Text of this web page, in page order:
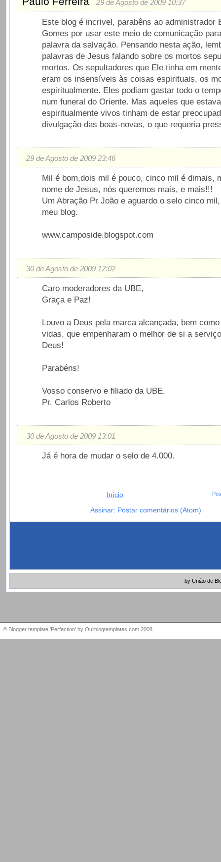
29 de Agosto de 2009 10:37
Este blog é incrivel, parabêns ao administrador
Gomes por usar este meio de comunicação
palavra da salvação. Pensando nesta ação,
palavras de Jesus falando sobre os mortos
mortos. Os sepultadores que Ele tinha em
eram os insensíveis às coisas espirituais, os
espiritualmente. Eles podiam gastar todo o
num funeral do Oriente. Mas aqueles que
espiritualmente vivos tinham de estar
divulgação das boas-novas, o que requeria
29 de Agosto de 2009 23:46
Mil é bom,dois mil é pouco, cinco mil é dimais,
nome de Jesus, nós queremos mais, e mais!!!
Um Abração Pr João e aguardo o selo cinco
meu blog.
www.camposide.blogspot.com
30 de Agosto de 2009 12:02
Caro moderadores da UBE,
Graça e Paz!
Louvo a Deus pela marca alcançada, bem
vidas, que empenharam o melhor de si a
Deus!
Parabéns!
Vosso conservo e filiado da UBE,
Pr. Carlos Roberto
30 de Agosto de 2009 13:01
Já é hora de mudar o selo de 4.000.
Início
Assinar: Postar comentários (Atom)
by União de
© Blogger template 'Perfection' by Ourblogtemplates.com 2008